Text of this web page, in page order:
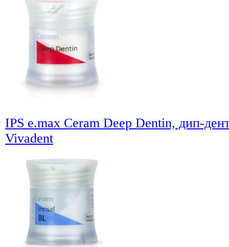
IPS e.max Ceram Deep Dentin, дип-
Vivadent